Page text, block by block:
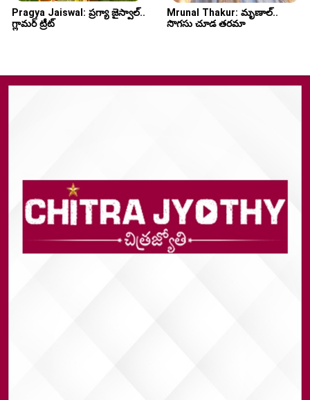
Pragya Jaiswal: ప్రగ్యా జైస్వాల్..
గ్లామ‌ర్ ట్రీట్‌
Mrunal Thakur: మృణాల్..
సొగ‌సు చూడ త‌ర‌మా